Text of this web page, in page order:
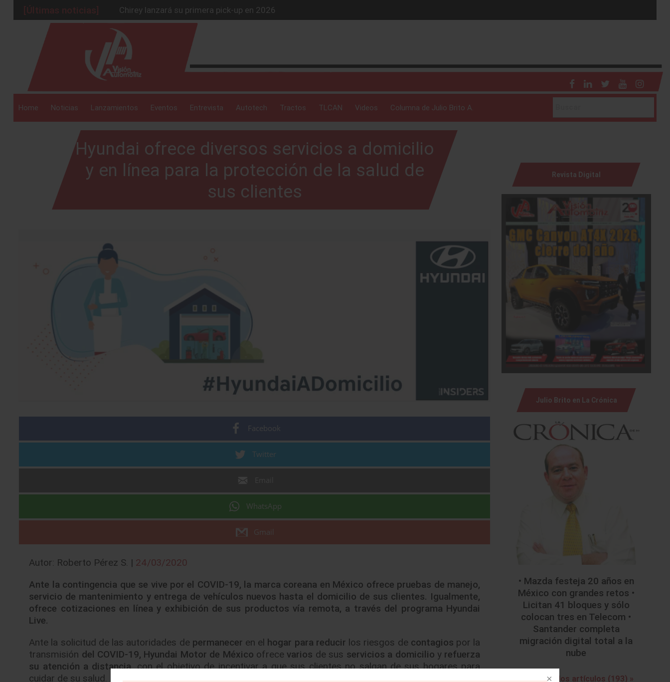
[Últimas noticias]
Chirey lanzará su primera pick-up en 2026
BMW Z4 Edición Final: un adiós exclusivo
Ford Edge Híbrida: la SUV que evoluciona
Mazda Santa Project crece
Será 2026, año de evolución profunda: Peñafiel
Home Noticias Lanzamientos Eventos Entrevista Autotech Tractos TLCAN Videos Columna de Julio Brito A.
Hyundai ofrece diversos servicios a domicilio
y en línea para la protección de la salud de
sus clientes
Facebook
Twitter
WhatsApp
Gmail
Autor: Roberto Pérez S. | 24/03/2020
Ante la contingencia que se vive por el COVID-19, la marca coreana en México ofrece pruebas de manejo,
servicio de mantenimiento y entrega de vehículos nuevos hasta el domicilio de sus clientes. Igualmente,
ofrece cotizaciones en línea y exhibición de sus productos vía remota, a través del programa Hyundai
Live.
Ante la solicitud de las autoridades de permanecer en el hogar para reducir los riesgos de contagios por la
transmisión del COVID-19, Hyundai Motor de México ofrece varios de sus servicios a domicilio y refuerza
su atención a distancia,con el objetivo de incentivar a que sus clientes no salgan de sus hogares para
cuidar de su salud.
Revista Digital
Julio Brito en La Crónica
• Mazda festeja 20 años en
México con grandes retos •
Licitan 41 bloques y sólo
colocan tres en Telecom •
Santander completa
migración digital total a la
nube
Ver todos los artículos (193) »